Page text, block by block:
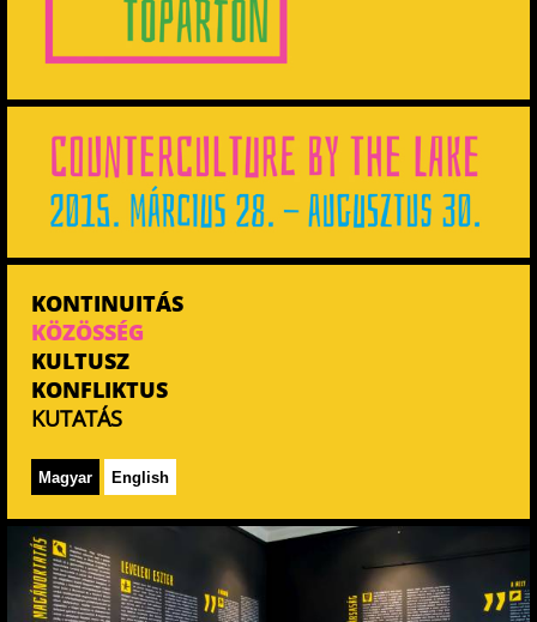
KONTINUITÁS
KÖZÖSSÉG
KULTUSZ
KONFLIKTUS
KUTATÁS
Magyar English